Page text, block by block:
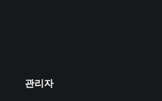
관리자